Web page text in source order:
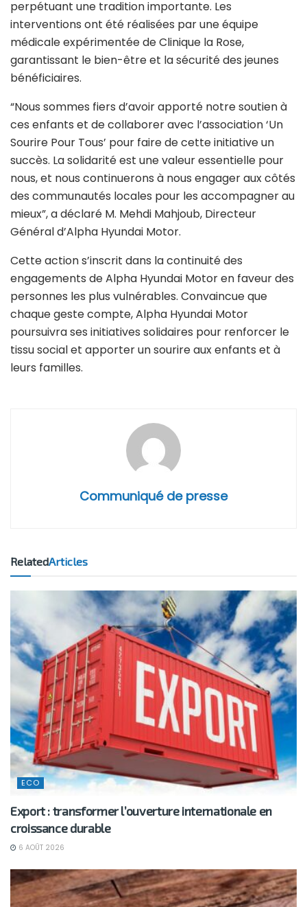
perpétuant une tradition importante. Les
interventions ont été réalisées par une équipe
médicale expérimentée de Clinique la Rose,
garantissant le bien-être et la sécurité des jeunes
bénéficiaires.
“Nous sommes fiers d’avoir apporté notre soutien à
ces enfants et de collaborer avec l’association ‘Un
Sourire Pour Tous’ pour faire de cette initiative un
succès. La solidarité est une valeur essentielle pour
nous, et nous continuerons à nous engager aux côtés
des communautés locales pour les accompagner au
mieux”, a déclaré M. Mehdi Mahjoub, Directeur
Général d’Alpha Hyundai Motor.
Cette action s’inscrit dans la continuité des
engagements de Alpha Hyundai Motor en faveur des
personnes les plus vulnérables. Convaincue que
chaque geste compte, Alpha Hyundai Motor
poursuivra ses initiatives solidaires pour renforcer le
tissu social et apporter un sourire aux enfants et à
leurs familles.
Communiqué de presse
RelatedArticles
ECO
Export : transformer l’ouverture internationale en
croissance durable
6 AOÛT 2026